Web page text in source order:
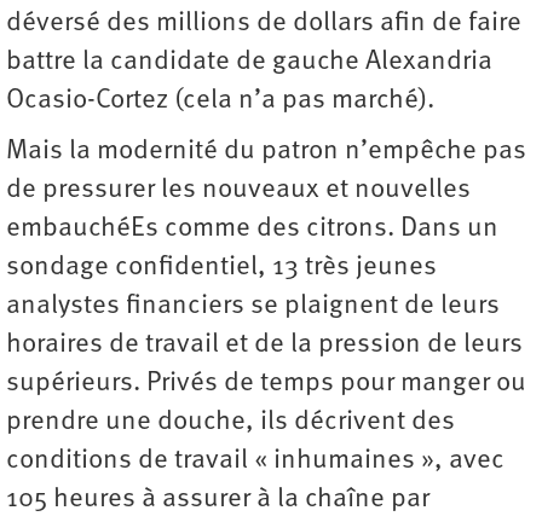
déversé des millions de dollars afin de faire
battre la candidate de gauche Alexandria
Ocasio-Cortez (cela n’a pas marché).
Mais la modernité du patron n’empêche pas
de pressurer les nouveaux et nouvelles
embauchéEs comme des citrons. Dans un
sondage confidentiel, 13 très jeunes
analystes financiers se plaignent de leurs
horaires de travail et de la pression de leurs
supérieurs. Privés de temps pour manger ou
prendre une douche, ils décrivent des
conditions de travail « inhumaines », avec
105 heures à assurer à la chaîne par